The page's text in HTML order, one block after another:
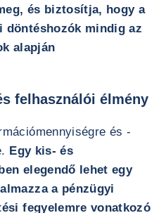
és biztosítja, hogy a
döntéshozók mindig az
alapján
felhasználói élmény
és -
Egy kis- és
elegendő lehet egy
a pénzügyi
fegyelemre vonatkozó